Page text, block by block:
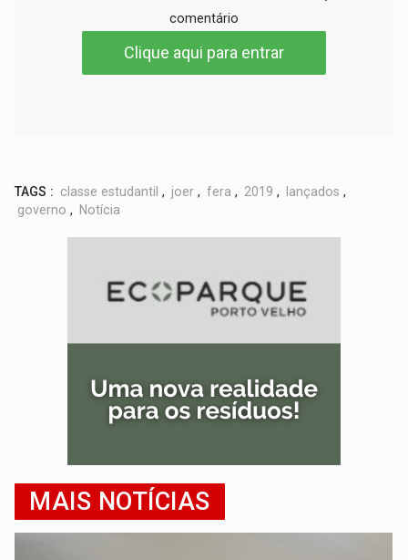
comentário
Clique aqui para entrar
TAGS : classe estudantil , joer , fera , 2019 , lançados ,
governo , Notícia
MAIS NOTÍCIAS